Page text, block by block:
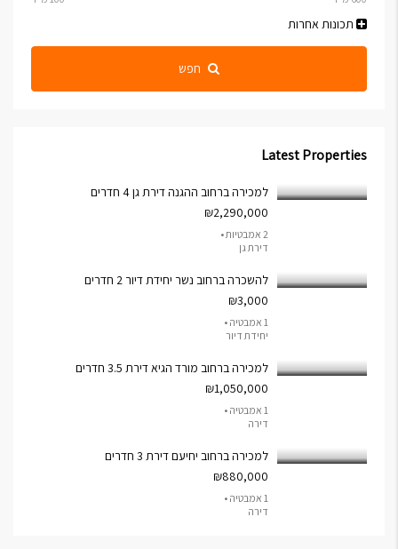
תכונות אחרות
חפש
Latest Properties
למכירה ברחוב ההגנה דירת גן 4 חדרים
₪2,290,000
2 אמבטיות •
דירת גן
להשכרה ברחוב נשר יחידת דיור 2 חדרים
₪3,000
1 אמבטיה •
יחידת דיור
למכירה ברחוב מורד הגיא דירת 3.5 חדרים
₪1,050,000
1 אמבטיה •
דירה
למכירה ברחוב יחיעם דירת 3 חדרים
₪880,000
1 אמבטיה •
דירה